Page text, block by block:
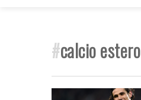
#calcio estero